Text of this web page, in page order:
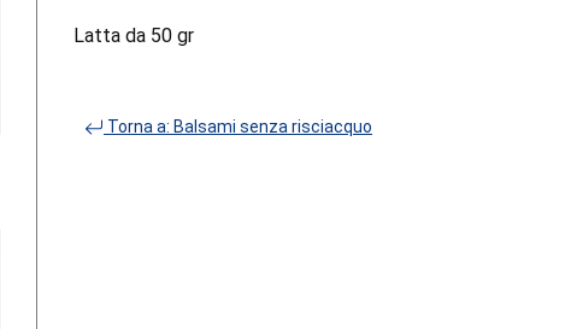
Latta da 50 gr
Torna a: Balsami senza risciacquo